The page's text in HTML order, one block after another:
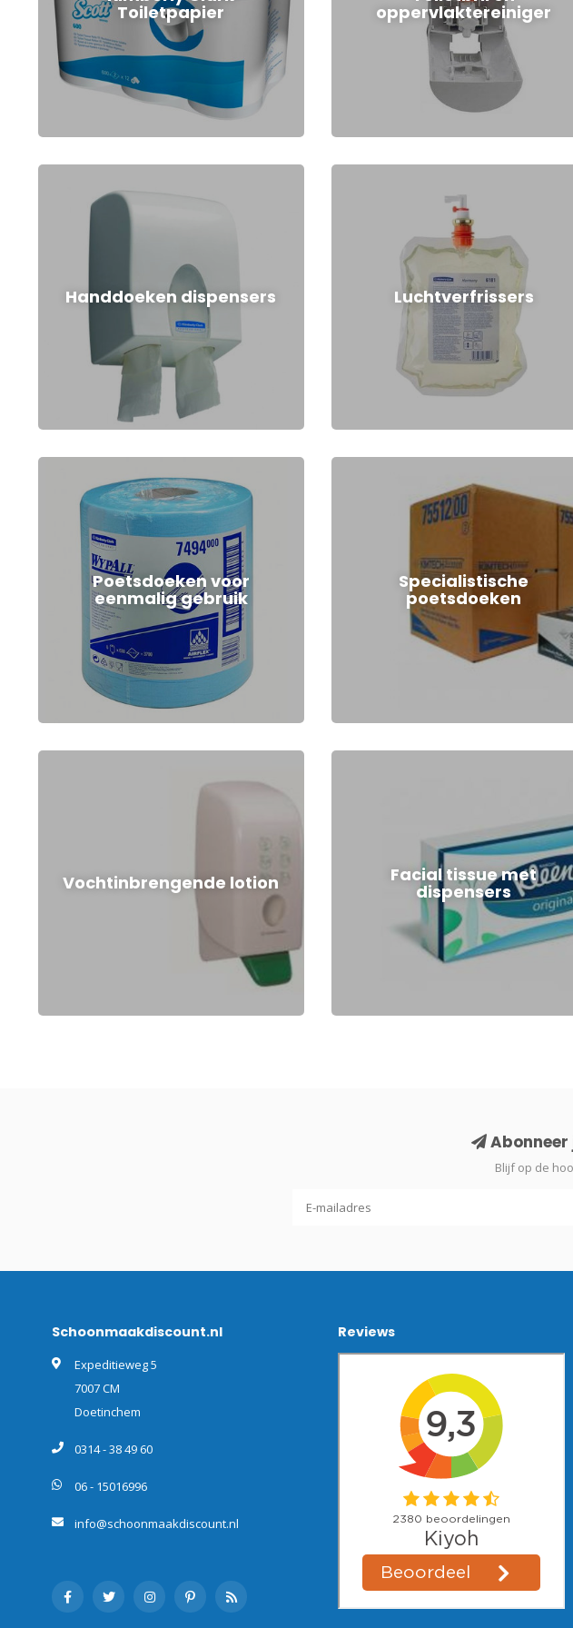
Toiletpapier oppervlaktereiniger
Handdoeken dispensers Luchtverfrissers
Poetsdoeken voor
eenmalig gebruik
Specialistische
poetsdoeken
Vochtinbrengende lotion Facial tissue met
dispensers
Abonneer
Blijf op de
Schoonmaakdiscount.nl
Expeditieweg 5
7007 CM
Doetinchem
0314 - 38 49 60
06 - 15016996
info@schoonmaakdiscount.nl
Reviews